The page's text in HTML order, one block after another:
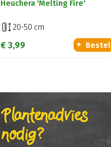
Heuchera 'Melting Fire'
20-50 cm
€3,99 Bestel
Plantenadvies
nodig?